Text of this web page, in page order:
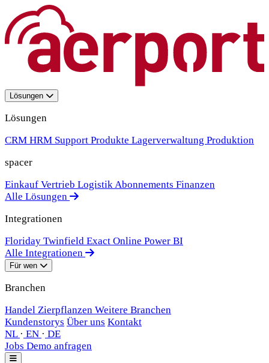
Lösungen
Lösungen
CRM HRM Support Produkte Lagerverwaltung Produktion
spacer
Einkauf Vertrieb LogistikAbonnements Finanzen
Alle Lösungen
Integrationen
Floriday Twinfield Exact Online Power BI
Alle Integrationen
Für wen
Branchen
Handel Zierpflanzen Weitere Branchen
Kundenstorys Über uns Kontakt
NL · EN · DE
Jobs Demo anfragen